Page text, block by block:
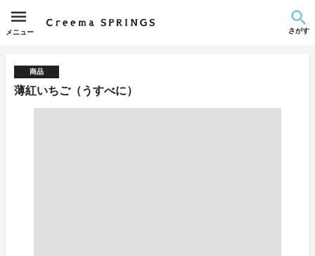
メニュー さがす
商品
薄紅いちご（うすべに）